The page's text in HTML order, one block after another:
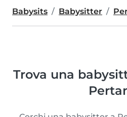
Babysits Babysitter
Trova una